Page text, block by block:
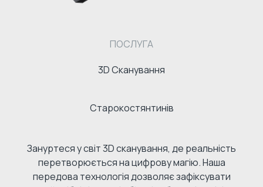
ПОСЛУГА
3D Сканування
Старокостянтинів
Зануртеся у світ 3D сканування, де реальність
перетворюється на цифрову магію. Наша
передова технологія дозволяє зафіксувати